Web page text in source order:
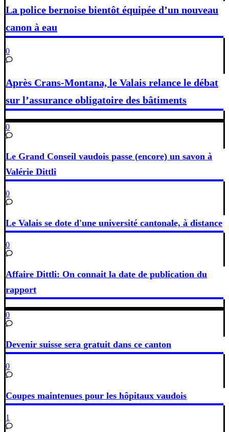
La police bernoise bientôt équipée d’un nouveau
canon à eau
0
Après Crans-Montana, le Valais relance le débat
sur l’assurance obligatoire des bâtiments
0
Le Grand Conseil vaudois passe (encore) un savon à
Valérie Dittli
0
Le Valais se dote d'une université cantonale, à distance
0
Affaire Dittli: On connait la date de publication du
rapport
0
Devenir suisse sera gratuit dans ce canton
0
Coupes maintenues pour les hôpitaux vaudois
1